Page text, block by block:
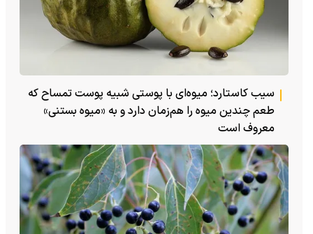
سیب کاستارد؛ میوه‌ای با پوستی شبیه پوست تمساح که
طعم چندین میوه را هم‌زمان دارد و به «میوه بستنی»
معروف است